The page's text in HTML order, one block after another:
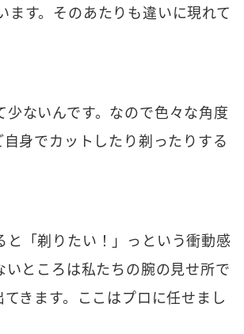
す。そのあたりも違いに現れて
ないんです。なので色々な角度
身でカットしたり剃ったりする
と「剃りたい！」っという衝動感
ところは私たちの腕の見せ所で
きます。ここはプロに任せまし